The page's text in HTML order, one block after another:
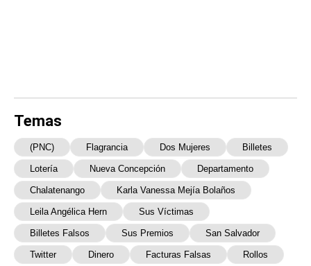
Temas
(PNC) Flagrancia Dos Mujeres Billetes
Lotería Nueva Concepción Departamento
Chalatenango Karla Vanessa Mejía Bolaños
Leila Angélica Hern Sus Víctimas
Billetes Falsos Sus Premios San Salvador
Twitter Dinero Facturas Falsas Rollos